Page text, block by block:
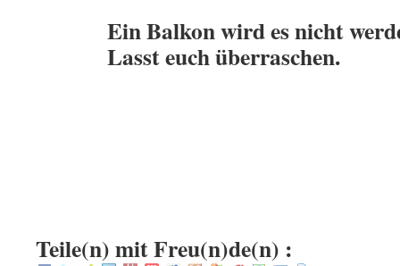
Ein Balkon wird es nicht
Lasst euch überraschen.
Teile(n) mit Freu(n)de(n) :